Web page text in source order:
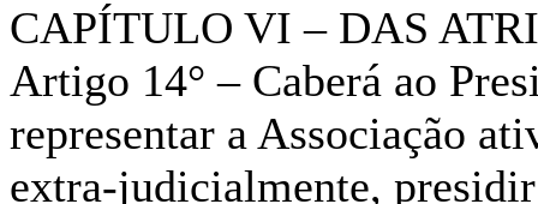
CAPÍTULO VI – DAS
Artigo 14° – Caberá ao
representar a Associação
extra-judicialmente,